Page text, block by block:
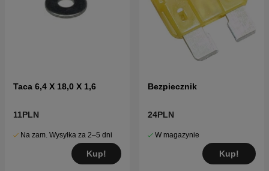
Taca 6,4 X 18,0 X 1,6
11PLN
Na zam. Wysyłka za 2–5 dni
Kup!
Bezpiecznik
24PLN
W magazynie
Kup!